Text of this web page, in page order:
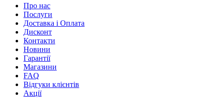
Про нас
Послуги
Доставка і Оплата
Дисконт
Контакти
Новини
Гарантії
Магазини
FAQ
Відгуки клієнтів
Акції